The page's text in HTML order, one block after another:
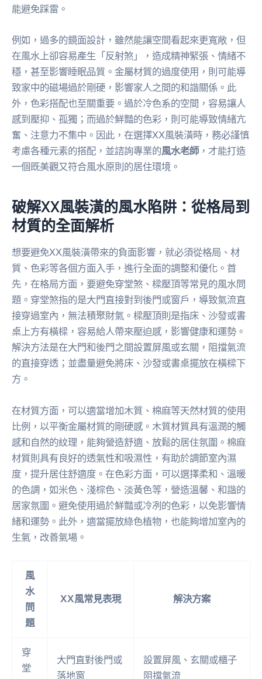
能避免踩雷。
例如，過多的鏡面設計，雖然能讓空間看起來更寬敞，但
在風水上卻容易產生「反射煞」，造成精神緊張、情緒不
穩，甚至影響睡眠品質。金屬材質的過度使用，則可能導
致家中的磁場過於剛硬，影響家人之間的和諧關係。此
外，色彩搭配也至關重要。過於冷色系的空間，容易讓人
感到壓抑、孤獨；而過於鮮豔的色彩，則可能導致情緒亢
奮、注意力不集中。因此，在選擇XX風裝潢時，務必謹慎
考慮各種元素的搭配，並諮詢專業的風水老師，才能打造
一個既美觀又符合風水原則的居住環境。
破解XX風裝潢的風水陷阱：從格局到
材質的全面解析
想要避免XX風裝潢帶來的負面影響，就必須從格局、材
質、色彩等各個方面入手，進行全面的調整和優化。首
先，在格局方面，要避免穿堂煞、樑壓頂等常見的風水問
題。穿堂煞指的是大門直接對到後門或窗戶，導致氣流直
接穿過室內，無法積聚財氣。樑壓頂則是指床、沙發或書
桌上方有橫樑，容易給人帶來壓迫感，影響健康和運勢。
解決方法是在大門和後門之間設置屏風或玄關，阻擋氣流
的直接穿透；並盡量避免將床、沙發或書桌擺放在橫樑下
方。
在材質方面，可以適當增加木質、棉麻等天然材質的使用
比例，以平衡金屬材質的剛硬感。木質材質具有溫潤的觸
感和自然的紋理，能夠營造舒適、放鬆的居住氛圍。棉麻
材質則具有良好的透氣性和吸濕性，有助於調節室內濕
度，提升居住舒適度。在色彩方面，可以選擇柔和、溫暖
的色調，如米色、淺棕色、淡黃色等，營造溫馨、和諧的
居家氛圍。避免使用過於鮮豔或冷冽的色彩，以免影響情
緒和運勢。此外，適當擺放綠色植物，也能夠增加室內的
生氣，改善氣場。
風
水
問
題
XX風常見表現 解決方案
穿
堂
大門直對後門或
落地窗
設置屏風、玄關或櫃子
阻擋氣流